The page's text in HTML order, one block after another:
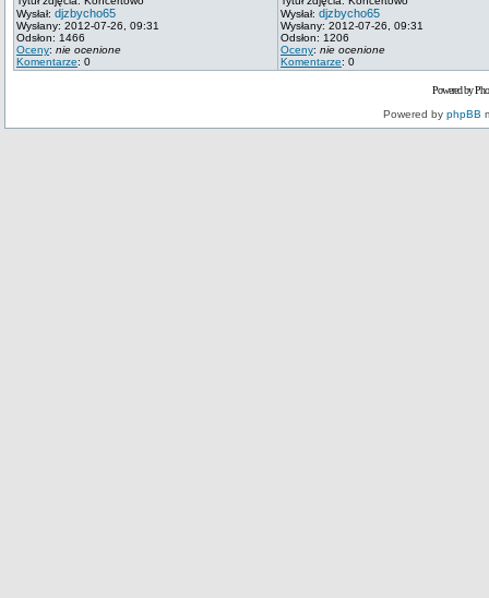
Wysłał: djzbycho65
Wysłany: 2012-07-26, 09:31
Odsłon: 1466
Oceny: nie ocenione
Komentarze: 0
Wysłał: djzbycho65
Wysłany: 2012-07-26, 09:31
Odsłon: 1206
Oceny: nie ocenione
Komentarze: 0
Powered by
Powered by phpBB